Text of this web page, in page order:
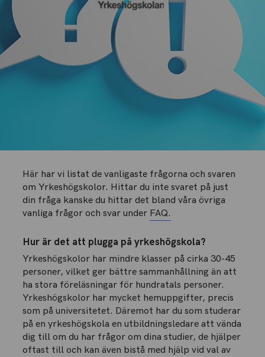
Här har vi listat de vanligaste frågorna och svaren
om Yrkeshögskolor. Hittar du inte svaret på just
din fråga kanske du hittar det bland våra övriga
vanliga frågor och svar under FAQ.
Hur är det att plugga på yrkeshögskola?
Yrkeshögskolor har mindre klasser på cirka 30-45
personer, vilket ger bättre sammanhållning än att
ha stora föreläsningar för hundratals personer.
Yrkeshögskolor har mycket hemuppgifter, precis
som på universitetet. Däremot har du som studerar
på en yrkeshögskola en utbildningsledare att vända
dig till om du har frågor om dina studier, de hjälper
oftast till och kan även bistå med hjälp vid val av